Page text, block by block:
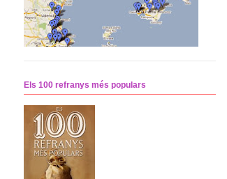
Els 100 refranys més populars